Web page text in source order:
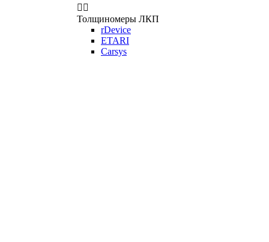
 
Толщиномеры ЛКП
rDevice
ETARI
Carsys